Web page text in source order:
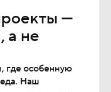
—
а не
где особенную
Наш